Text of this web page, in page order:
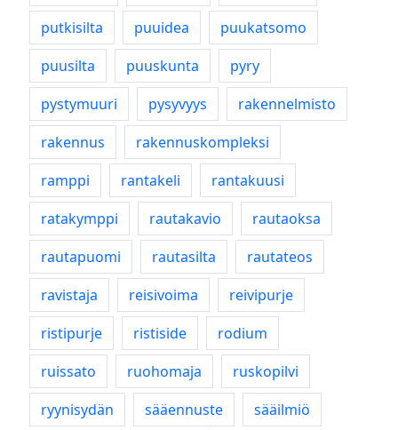
putkisilta puuidea
puukatsomo
puusilta
puuskunta
pyry
pystymuuri
pysyvyys
rakennelmisto
rakennus
rakennuskompleksi
ramppi
rantakeli
rantakuusi
ratakymppi
rautakavio
rautaoksa
rautapuomi
rautasilta
rautateos
ravistaja
reisivoima
reivipurje
ristipurje
ristiside
rodium
ruissato
ruohomaja
ruskopilvi
ryynisydän
sääennuste
sääilmiö